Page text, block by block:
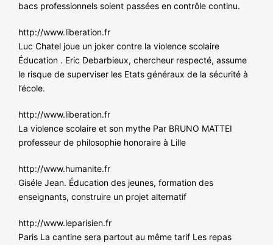
bacs professionnels soient passées en contrôle continu.
http://www.liberation.fr
Luc Chatel joue un joker contre la violence scolaire
Éducation . Eric Debarbieux, chercheur respecté, assume
le risque de superviser les Etats généraux de la sécurité à
l’école.
http://www.liberation.fr
La violence scolaire et son mythe Par BRUNO MATTEI
professeur de philosophie honoraire à Lille
http://www.humanite.fr
Giséle Jean. Éducation des jeunes, formation des
enseignants, construire un projet alternatif
http://www.leparisien.fr
Paris La cantine sera partout au même tarif Les repas